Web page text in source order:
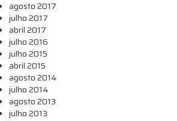
agosto 2017
julho 2017
abril 2017
julho 2016
julho 2015
abril 2015
agosto 2014
julho 2014
agosto 2013
julho 2013